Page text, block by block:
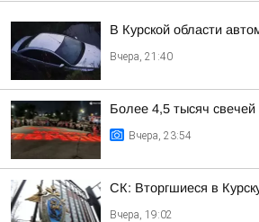
В Курской области
Вчера, 21:40
Более 4,5 тысяч
Вчера, 23:54
СК: Вторгшиеся в
Вчера, 19:02